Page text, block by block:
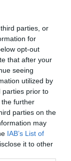
parties, or
for
opt-out
that after your
seeing
utilized by
parties prior to
further
parties on the
may
IAB’s List of
it to other
Νικολάου, σε